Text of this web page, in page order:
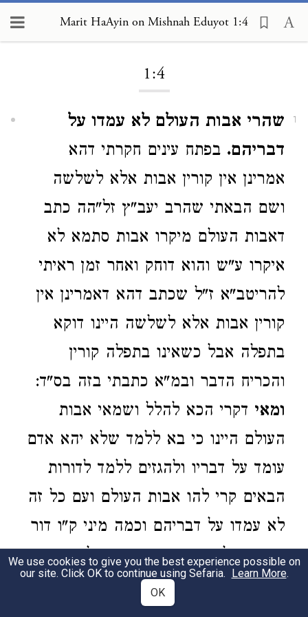
Marit HaAyin on Mishnah Eduyot 1:4
Marit HaAyin on Mishnah Eduyot
1:4
1
שהרי אבות העולם לא עמדו על
דבריהם. בפתח עינים חקרתי דהא
אמרינן אין קורין אבות אלא לשלשה
ושם הבאתי שהרב יעב"ץ זל"הה כתב
דאבות העולם מיקרו אבות סתמא לא
איקרו ע"ש והוא דוחק ואחר זמן ראיתי
להריטב"א ז"ל שכתב דהא דאמרינן אין
קורין אבות אלא לשלשה היינו דוקא
בתפלה אבל כשאינו בתפלה קורין
והכריח הדבר ובמ"א כתבתי בזה בס"ד:
ומאי דקרי הכא להלל ושמאי אבות
העולם היינו כי בא ללמד שלא יהא אדם
עומד על דבריו ולהגזים ללמד לדורות
הבאים קרי להו אבות העולם ועם כל זה
לא עמדו על דבריהם וכמה מיני ק"ו דור
אחרון שלא יהיה אדם עומד על דבריו
ועוד אחרת וגדולה מאד כי הנה סברות
We use cookies to give you the best experience possible on
our site. Click OK to continue using Sefaria. Learn More.
OK